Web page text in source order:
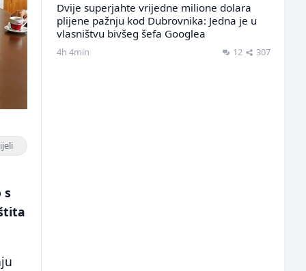
s
Dvije superjahte vrijedne milione dolara
plijene pažnju kod Dubrovnika: Jedna je u
vlasništvu bivšeg šefa Googlea
4h 4min 12 307